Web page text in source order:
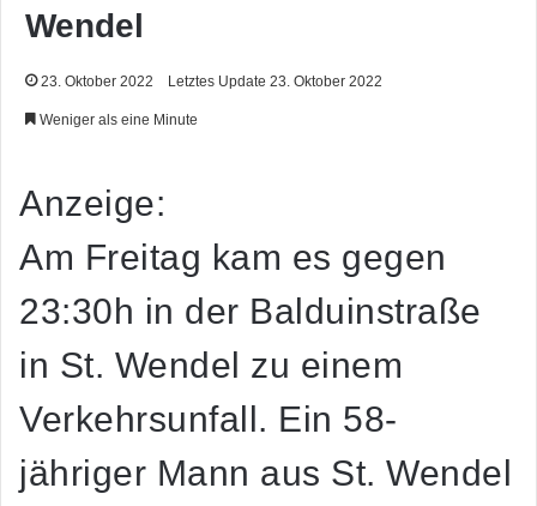
Wendel
23. Oktober 2022 Letztes Update 23. Oktober 2022
Weniger als eine Minute
Anzeige:
Am Freitag kam es gegen
23:30h in der Balduinstraße
in St. Wendel zu einem
Verkehrsunfall. Ein 58-
jähriger Mann aus St. Wendel